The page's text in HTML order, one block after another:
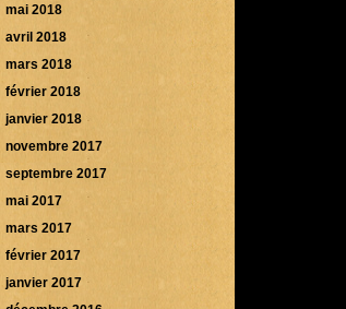
mai 2018
avril 2018
mars 2018
février 2018
janvier 2018
novembre 2017
septembre 2017
mai 2017
mars 2017
février 2017
janvier 2017